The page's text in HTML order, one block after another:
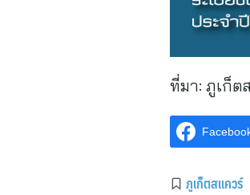
ที่มา: ภูเก็ต
ภูเก็ตสแควร์